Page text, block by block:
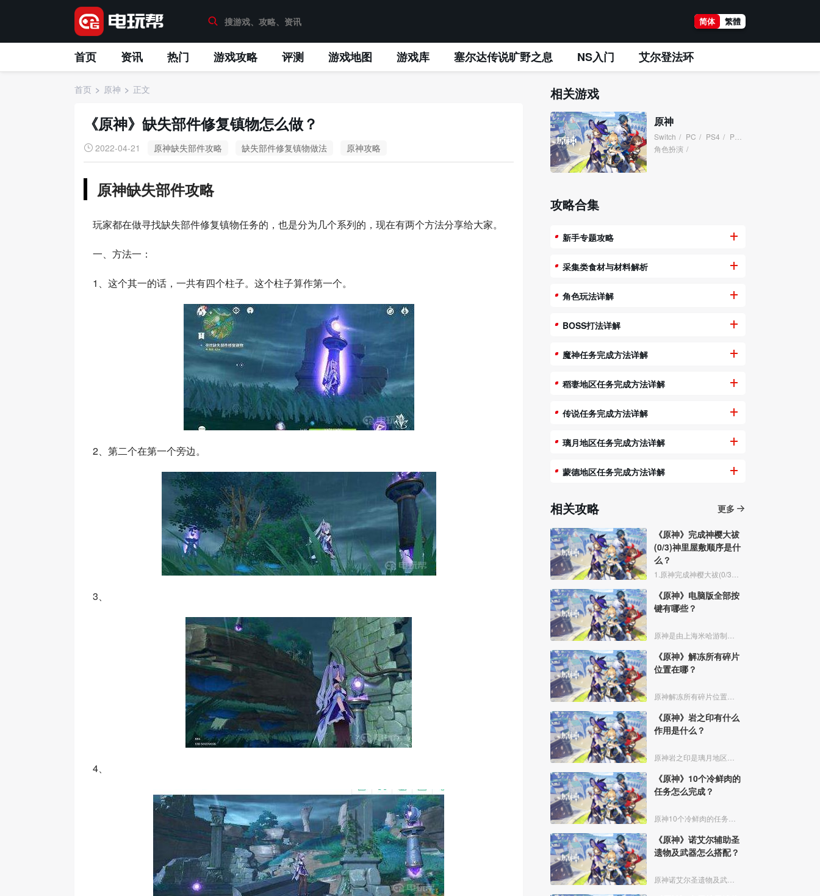
简体 繁體
首页 资讯 热门 游戏攻略 评测 游戏地图 游戏库 塞尔达传说旷野之息 NS入门 艾尔登法环
首页 原神 正文
《原神》缺失部件修复镇物怎么做？
2022-04-21 原神缺失部件攻略 缺失部件修复镇物做法 原神攻略
原神缺失部件攻略
玩家都在做寻找缺失部件修复镇物任务的，也是分为几个系列的，现在有两个方法分享给大家。
一、方法一：
1、这个其一的话，一共有四个柱子。这个柱子算作第一个。
2、第二个在第一个旁边。
3、
4、
相关游戏
原神
Switch / PC / PS4 / PS5
角色扮演 /
攻略合集
新手专题攻略
采集类食材与材料解析
角色玩法详解
BOSS打法详解
魔神任务完成方法详解
稻妻地区任务完成方法详解
传说任务完成方法详解
璃月地区任务完成方法详解
蒙德地区任务完成方法详解
相关攻略 更多
《原神》完成神樱大祓
(0/3)神里屋敷顺序是什
么？
《原神》电脑版全部按
键有哪些？
《原神》解冻所有碎片
位置在哪？
《原神》岩之印有什么
作用是什么？
《原神》10个冷鲜肉的
任务怎么完成？
《原神》诺艾尔辅助圣
遗物及武器怎么搭配？